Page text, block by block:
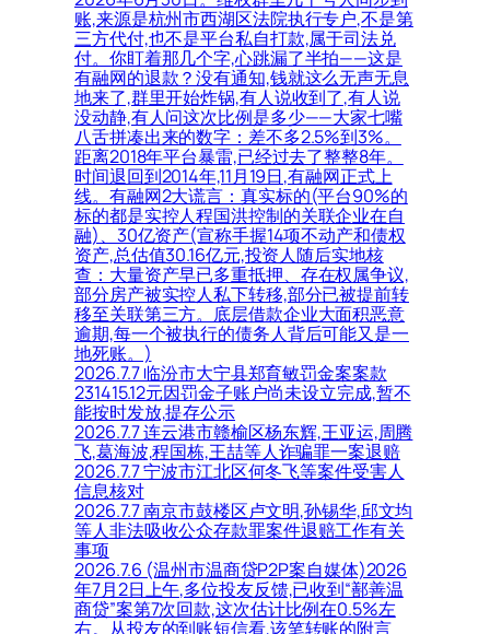
账,来源是杭州市西湖区法院执行专户,不是第
三方代付,也不是平台私自打款,属于司法兑
付。你盯着那几个字,心跳漏了半拍——这是
有融网的退款？没有通知,钱就这么无声无息
地来了,群里开始炸锅,有人说收到了,有人说
没动静,有人问这次比例是多少——大家七嘴
八舌拼凑出来的数字：差不多2.5%到3%。
距离2018年平台暴雷,已经过去了整整8年。
时间退回到2014年,11月19日,有融网正式上
线。有融网2大谎言：真实标的(平台90%的
标的都是实控人程国洪控制的关联企业在自
融)、30亿资产(宣称手握14项不动产和债权
资产,总估值30.16亿元,投资人随后实地核
查：大量资产早已多重抵押、存在权属争议,
部分房产被实控人私下转移,部分已被提前转
移至关联第三方。底层借款企业大面积恶意
逾期,每一个被执行的债务人背后可能又是一
地死账。)
2026.7.7 临汾市大宁县郑育敏罚金案案款
231415.12元因罚金子账户尚未设立完成,暂不
能按时发放,提存公示
2026.7.7 连云港市赣榆区杨东辉,王亚运,周腾
飞,葛海波,程国栋,王喆等人诈骗罪一案退赔
2026.7.7 宁波市江北区何冬飞等案件受害人
信息核对
2026.7.7 南京市鼓楼区卢文明,孙锡华,邱文均
等人非法吸收公众存款罪案件退赔工作有关
事项
2026.7.6 (温州市温商贷P2P案自媒体)2026
年7月2日上午,多位投友反馈,已收到“鄯善温
商贷”案第7次回款,这次估计比例在0.5%左
右。从投友的到账短信看,该笔转账的附言